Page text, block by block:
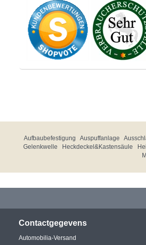
Aufbaubefestigung Auspuffanlage
Gelenkwelle
Heckdeckel&Kastensäule
Contactgegevens
Automobilia-Versand